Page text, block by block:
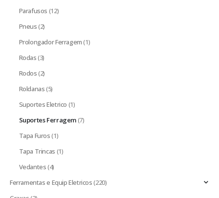
Parafusos (12)
Pneus(2)
Prolongador Ferragem(1)
Rodas(3)
Rodos(2)
Roldanas(5)
Suportes Eletrico (1)
Suportes Ferragem(7)
Tapa Furos(1)
Tapa Trincas (1)
Vedantes(4)
Ferramentas e Equip Eletricos(220)